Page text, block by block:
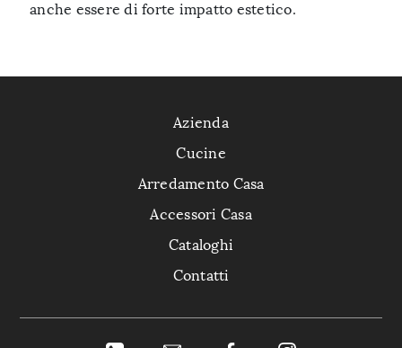
anche essere di forte impatto estetico.
Azienda
Cucine
Arredamento Casa
Accessori Casa
Cataloghi
Contatti